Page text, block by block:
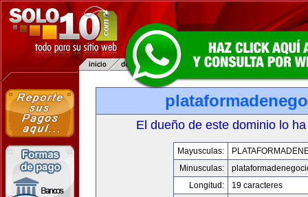
El dueño de este dominio lo
Mayusculas:
Minusculas:
Longitud:
19 caracteres